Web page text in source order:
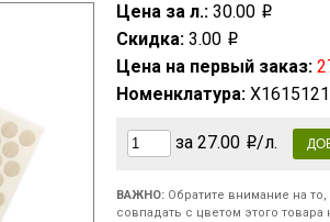
Цена за л.: 30.00
Скидка: 3.00
Цена на первый заказ:
Номенклатура:
за 27.00 /л.
ВАЖНО: Обратите внимание на
совпадать с цветом этого товара